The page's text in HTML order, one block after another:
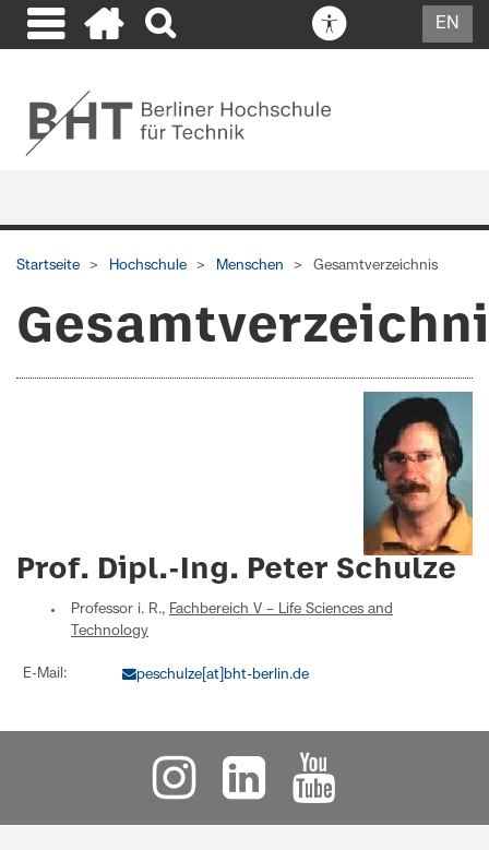
EN
Startseite Hochschule Menschen Gesamtverzeichnis
Prof. Dipl.-Ing. Peter Schulze
Professor i. R., Fachbereich V – Life Sciences and
Technology
E-Mail: peschulze[at]bht-berlin.de